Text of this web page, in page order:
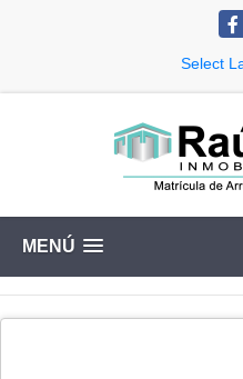
Select
MENÚ